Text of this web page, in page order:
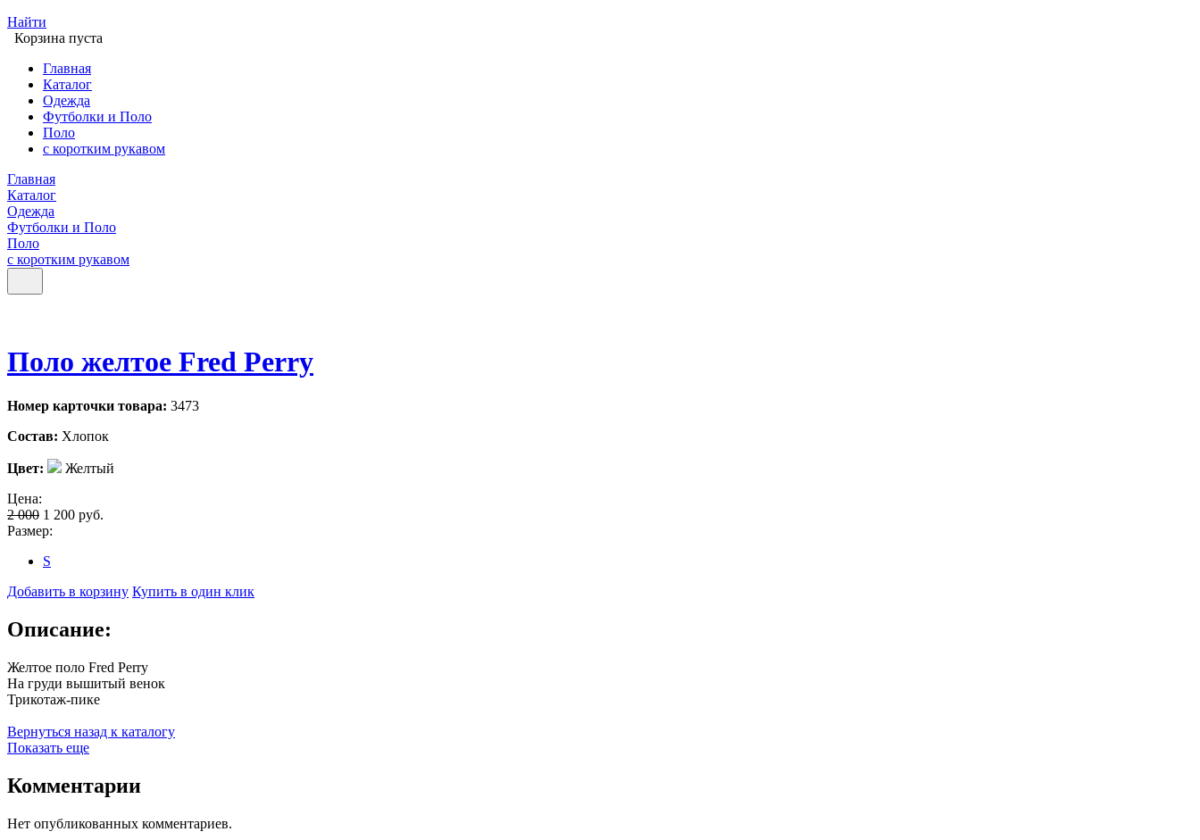
Найти
Корзина пуста
Главная
Каталог
Одежда
Футболки и Поло
Поло
с коротким рукавом
Главная
Каталог
Одежда
Футболки и Поло
Поло
с коротким рукавом
Поло желтое Fred Perry
Номер карточки товара: 3473
Состав: Хлопок
Цвет:
Желтый
Цена:
2 000 1 200 руб.
Размер:
S
Добавить в корзину Купить в один клик
Описание:
Желтое поло Fred Perry
На груди вышитый венок
Трикотаж-пике
Вернуться назад к каталогу
Показать еще
Комментарии
Нет опубликованных комментариев.